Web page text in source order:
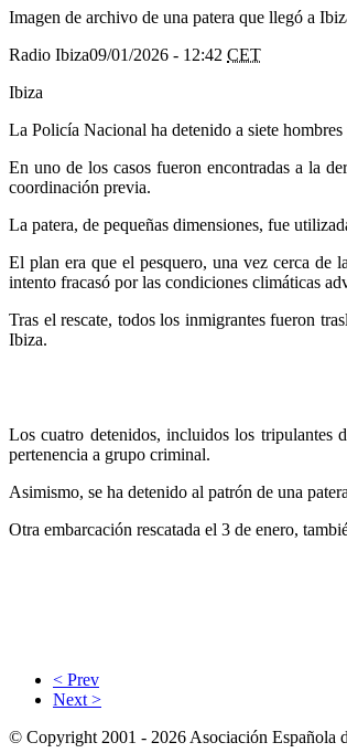
Imagen de archivo de una patera que llegó a
Radio Ibiza09/01/2026 - 12:42 CET
Ibiza
La Policía Nacional ha detenido a siete
En uno de los casos fueron encontradas a la
coordinación previa.
La patera, de pequeñas dimensiones, fue
El plan era que el pesquero, una vez cerca de
intento fracasó por las condiciones climáticas
Tras el rescate, todos los inmigrantes fueron
Ibiza.
Los cuatro detenidos, incluidos los tripulantes
pertenencia a grupo criminal.
Asimismo, se ha detenido al patrón de una
Otra embarcación rescatada el 3 de enero,
< Prev
Next >
© Copyright 2001 - 2026 Asociación Española